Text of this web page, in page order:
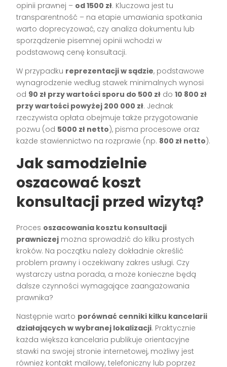
opinii prawnej – od 1500 zł. Kluczowa jest tu
transparentność – na etapie umawiania spotkania
warto doprecyzować, czy analiza dokumentu lub
sporządzenie pisemnej opinii wchodzi w
podstawową cenę konsultacji.
W przypadku reprezentacji w sądzie, podstawowe
wynagrodzenie według stawek minimalnych wynosi
od 90 zł przy wartości sporu do 500 zł do10 800 zł
przy wartości powyżej 200 000 zł. Jednak
rzeczywista opłata obejmuje także przygotowanie
pozwu (od 5000 zł netto), pisma procesowe oraz
każde stawiennictwo na rozprawie (np. 800 zł netto).
Jak samodzielnie
oszacować koszt
konsultacji przed wizytą?
Proces oszacowania kosztu konsultacji
prawniczej można sprowadzić do kilku prostych
kroków. Na początku należy dokładnie określić
problem prawny i oczekiwany zakres usługi. Czy
wystarczy ustna porada, a może konieczne będą
dalsze czynności wymagające zaangażowania
prawnika?
Następnie warto porównać cenniki kilku kancelarii
działających w wybranej lokalizacji. Praktycznie
każda większa kancelaria publikuje orientacyjne
stawki na swojej stronie internetowej, możliwy jest
również kontakt mailowy, telefoniczny lub poprzez